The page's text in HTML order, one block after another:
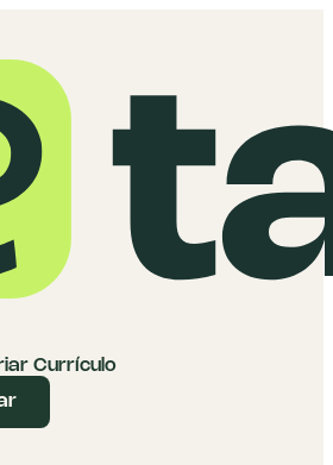
Currículo